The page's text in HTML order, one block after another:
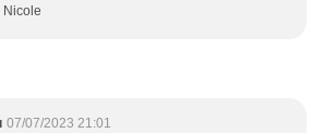
Nicole
07/07/2023 21:01